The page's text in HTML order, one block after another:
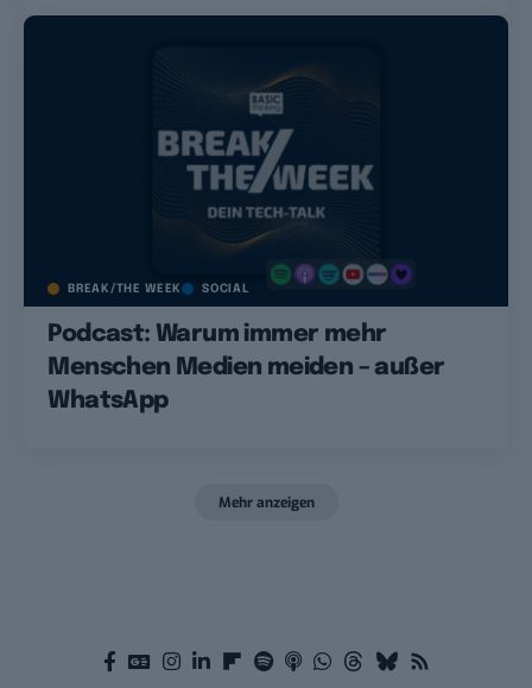
BREAK/THE WEEK SOCIAL
Podcast: Warum immer mehr
Menschen Medien meiden – außer
WhatsApp
Mehr anzeigen